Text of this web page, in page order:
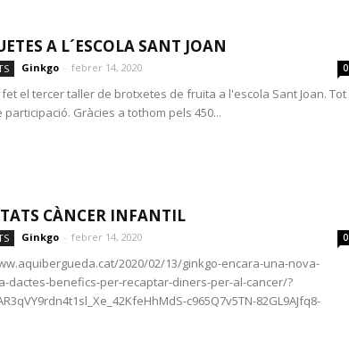
A L´ESCOLA SANT JOAN
Ginkgo - febrer 14, 2020 0
el tercer taller de brotxetes de fruita a l'escola Sant Joan. Tot
participació. Gràcies a tothom pels 450...
CÀNCER INFANTIL
Ginkgo - febrer 14, 2020 0
2020/02/13/ginkgo-encara-una-nova-
dactes-benefics-per-recaptar-diners-per-al-cancer/?
c965Q7v5TN-82GL9AJfq8-